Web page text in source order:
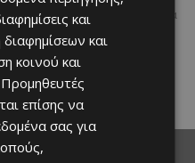
Πανηγύρι Λάγιας αποτελεί μια
εξαιρετική...
και
και
κοινού και
Προμηθευτές
επίσης να
σας για